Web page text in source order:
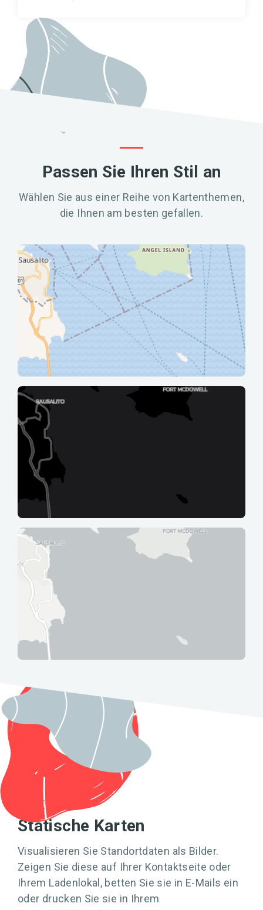
Passen Sie Ihren Stil an
Wählen Sie aus einer Reihe von Kartenthemen,
die Ihnen am besten gefallen.
Straßen
Saubere, klare, schöne Kartenkacheln zur
Visualisierung von allem und jedem. Themen,
die Straßen, Grenzen und Beschriftungen
hervorheben.
Dunkelheit
Von Grund auf so gestaltet, dass sie leicht zu
erkennen ist. Bietet ein hervorragendes
Gleichgewicht aus Sichtbarkeit und Komfort.
Statische Karten
Visualisieren Sie Standortdaten als Bilder.
Zeigen Sie diese auf Ihrer Kontaktseite oder
Ihrem Ladenlokal, betten Sie sie in E-Mails ein
oder drucken Sie sie in Ihrem